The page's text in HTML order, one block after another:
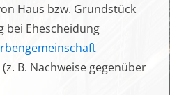
Haus bzw. Grundstück
bei Ehescheidung
B. Nachweise gegenüber